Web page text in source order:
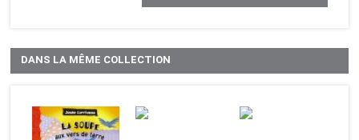
DANS LA MÊME COLLECTION